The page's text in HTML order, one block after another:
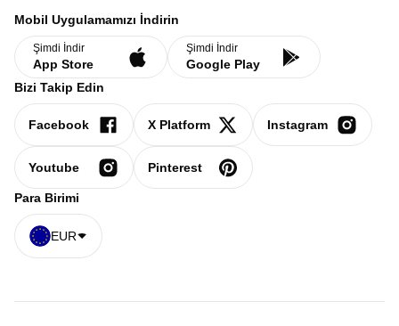
Mobil Uygulamamızı İndirin
Şimdi İndir
App Store
Şimdi İndir
Google Play
Bizi Takip Edin
Facebook X Platform Instagram
Youtube Pinterest
Para Birimi
EUR